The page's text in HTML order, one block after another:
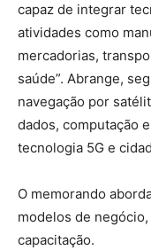
capaz de integrar
atividades como
mercadorias,
saúde”. Abrange,
navegação por
dados, computação
tecnologia 5G e
O memorando
modelos de
capacitação.